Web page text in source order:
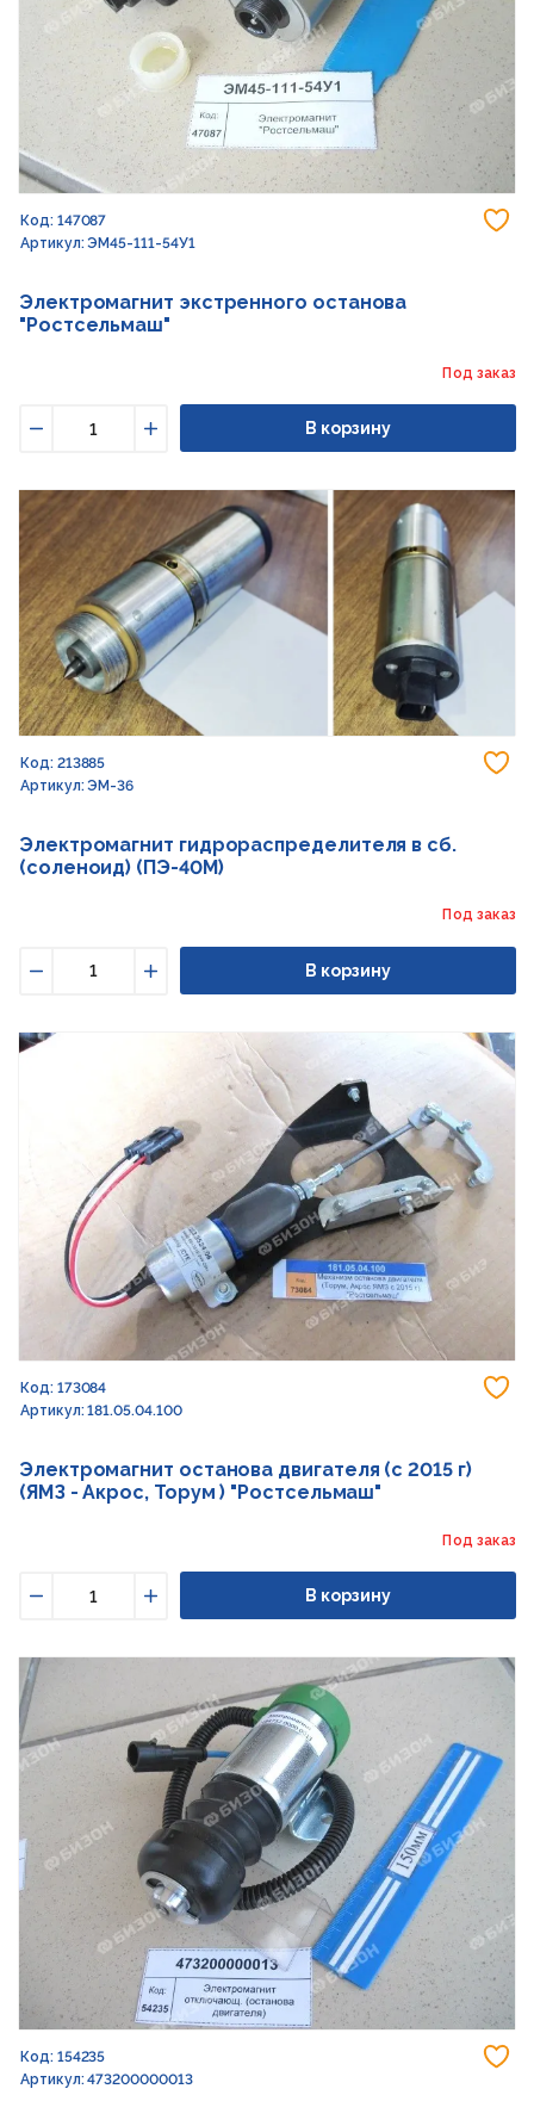
Код: 147087
Артикул: ЭМ45-111-54У1
Электромагнит экстренного останова
"Ростсельмаш"
Под заказ
Увеличить
В корзину
Код: 213885
Артикул: ЭМ-36
Электромагнит гидрораспределителя в сб.
(соленоид) (ПЭ-40М)
Под заказ
Увеличить
В корзину
Код: 173084
Артикул: 181.05.04.100
Электромагнит останова двигателя (с 2015 г)
(ЯМЗ - Акрос, Торум ) "Ростсельмаш"
Под заказ
Увеличить
В корзину
Код: 154235
Артикул: 473200000013